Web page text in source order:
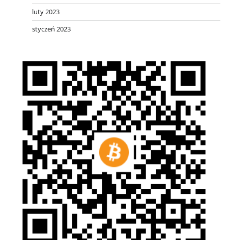
luty 2023
styczeń 2023